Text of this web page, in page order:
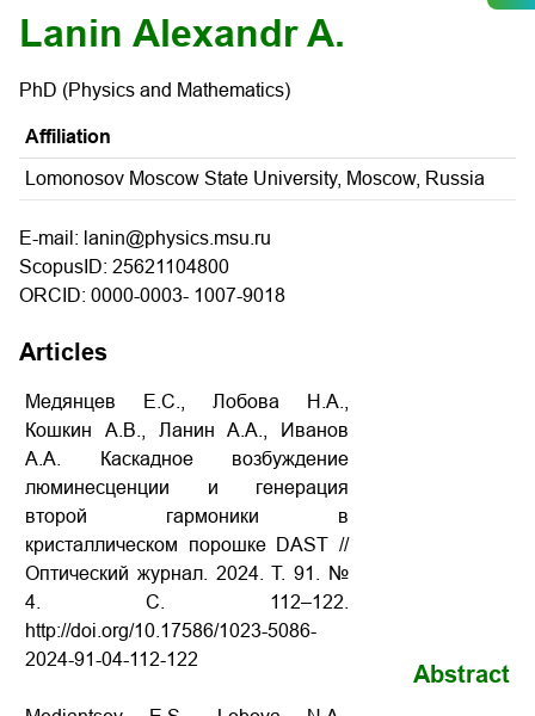
Lanin Alexandr A.
PhD (Physics and Mathematics)
Affiliation
Lomonosov Moscow State University, Moscow, Russia
E-mail: lanin@physics.msu.ru
ScopusID: 25621104800
ORCID: 0000-0003- 1007-9018
Articles
Медянцев Е.С., Лобова Н.А.,
Кошкин А.В., Ланин А.А., Иванов
А.А. Каскадное возбуждение
люминесценции и генерация
второй гармоники в
кристаллическом порошке DAST //
Оптический журнал. 2024. Т. 91. №
4. С. 112–122.
http://doi.org/10.17586/1023-5086-
2024-91-04-112-122
Abstract